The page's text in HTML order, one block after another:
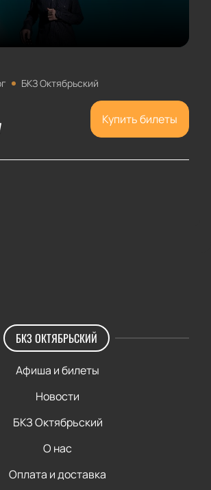
БКЗ Октябрьский
Купить билеты
БКЗ ОКТЯБРЬСКИЙ
Афиша и билеты
Новости
БКЗ Октябрьский
О нас
Оплата и доставка